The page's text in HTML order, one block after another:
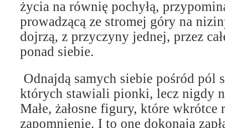
życia na równię pochyłą,
prowadzącą ze stromej góry na
dojrzą, z przyczyny jednej, przez
ponad siebie.
Odnajdą samych siebie pośród pól
których stawiali pionki, lecz nigdy
Małe, żałosne figury, które wkrótce
zapomnienie. I to one dokonają